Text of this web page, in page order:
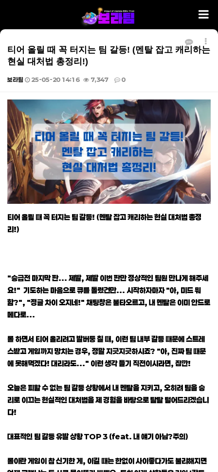
티어 올릴 때 꼭 터지는 팀 갈등! (멘탈 잡고 캐리하는
현실 대처법 총정리!)
보라팀 25-05-20 14:16 7,347 0
본문
티어 올릴 때 꼭 터지는 팀 갈등! (멘탈 잡고 캐리하는 현실 대처법 총정
리!)
"승급전 마지막 판... 제발, 제발 이번 판만 정상적인 팀원 만나게 해주세
요!" 기도하는 마음으로 큐를 돌렸건만... 시작하자마자 "아, 미드 뭐
함?", "정글 차이 오지네!" 채팅창은 불타오르고, 내 멘탈은 이미 안드로
메다로...
롤 하면서 티어 올리려고 발버둥 칠 때, 이런 팀 내부 갈등 때문에 스트레
스받고 게임까지 망치는 경우, 정말 지긋지긋하시죠? "아, 진짜 팀 때문
에 못해먹겠다! 대리라도..." 이런 생각 들기 직전이시라면, 잠깐!
오늘은 피할 수 없는 팀 갈등 상황에서 내 멘탈을 지키고, 오히려 팀을 승
리로 이끄는 현실적인 대처법을 제 경험을 바탕으로 탈탈 털어드리겠습니
다!
대표적인 팀 갈등 유발 상황 TOP 3 (feat. 내 얘기 아님?주의)
롤이란 게임이 참 신기한 게, 이길 때는 한없이 사이좋다가도 불리해지면